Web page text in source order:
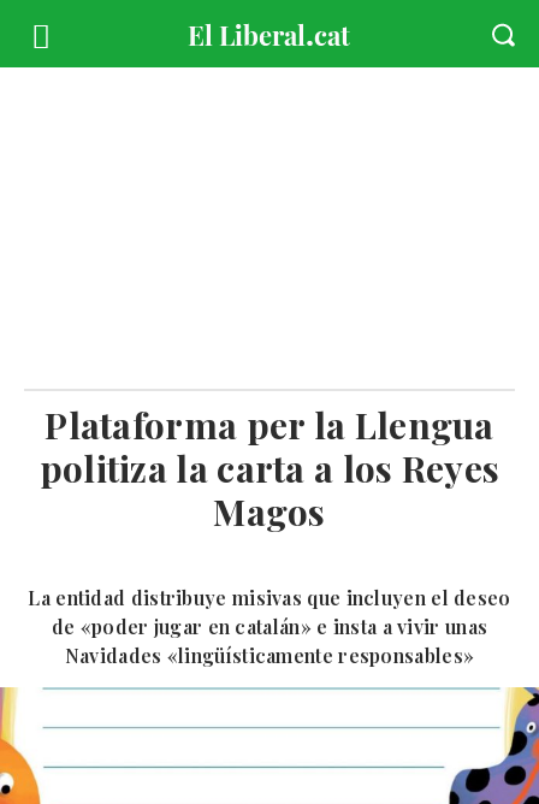
Plataforma per la Llengua
politiza la carta a los Reyes
Magos
La entidad distribuye misivas que incluyen el deseo
de «poder jugar en catalán» e insta a vivir unas
Navidades «lingüísticamente responsables»